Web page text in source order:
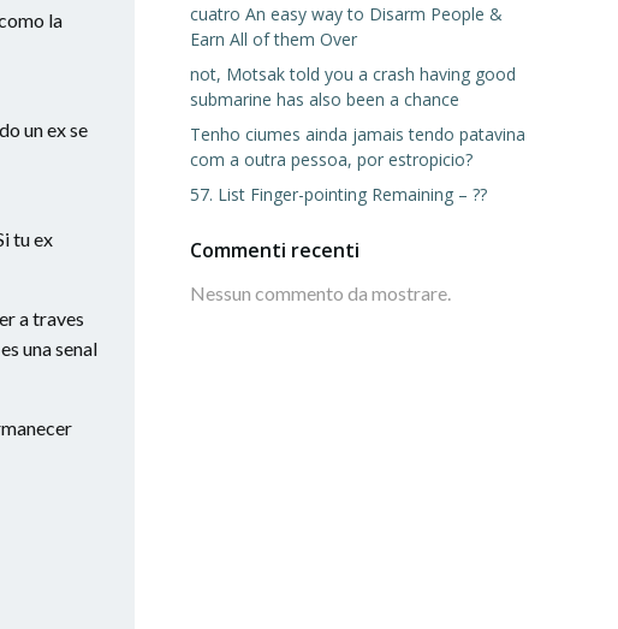
la
un ex se
tu ex
a traves
una senal
cuatro An easy way to Disarm People &
Earn All of them Over
not, Motsak told you a crash having good
submarine has also been a chance
Tenho ciumes ainda jamais tendo patavina
com a outra pessoa, por estropicio?
57. List Finger-pointing Remaining – ??
Commenti recenti
Nessun commento da mostrare.